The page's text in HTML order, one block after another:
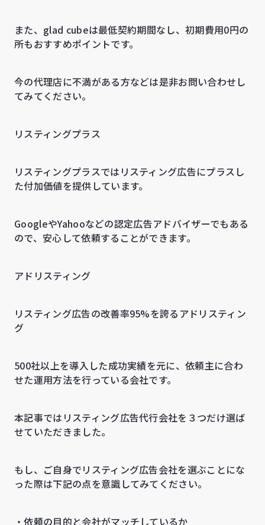
また、glad cubeは最低契約期間なし、初期費用0円の
所もおすすめポイントです。
今の代理店に不満がある方などは是非お問い合わせし
てみてください。
リスティングプラス
リスティングプラスではリスティング広告にプラスし
た付加価値を提供しています。
GoogleやYahooなどの認定広告アドバイザーでもある
ので、安心して依頼することができます。
アドリスティング
リスティング広告の改善率95%を誇るアドリスティン
グ
500社以上を導入した成功実績を元に、依頼主に合わ
せた運用方法を行っている会社です。
本記事ではリスティング広告代行会社を３つだけ選ば
せていただきました。
もし、ご自身でリスティング広告会社を選ぶことにな
った際は下記の点を意識してみてください。
・依頼の目的と会社がマッチしているか